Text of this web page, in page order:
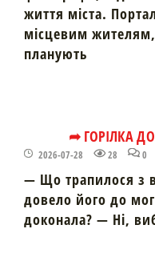
життя міста.
місцевим жителям,
планують
➦ ГОРІЛКА
2026-07-28 28 0
— Що трапилося з
довело його до
доконала? — Ні,